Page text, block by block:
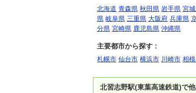
北海道 青森県 秋田県 岩手県 宮
県 岐阜県 三重県 大阪府 兵庫県
分県 宮崎県 鹿児島県 沖縄県
主要都市から探す :
札幌市 仙台市 横浜市 川崎市 相
北習志野駅(東葉高速鉄道)で